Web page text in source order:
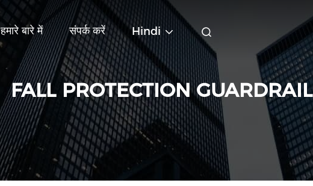
हमारे बारे में संपर्क करें Hindi
FALL PROTECTION GUARDRAIL